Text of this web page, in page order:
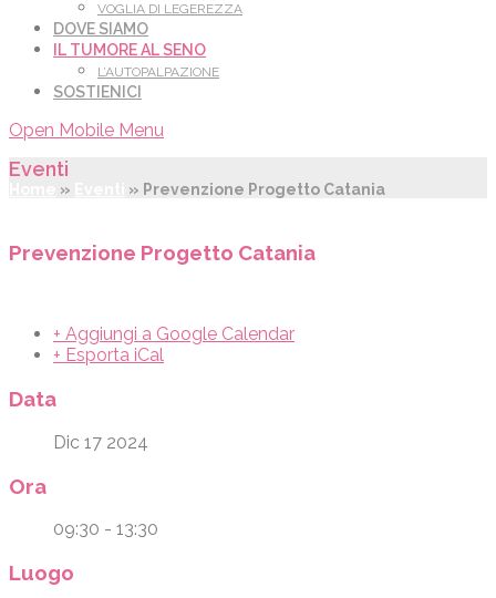
VOGLIA DI LEGEREZZA
DOVE SIAMO
IL TUMORE AL SENO
L’AUTOPALPAZIONE
SOSTIENICI
Open Mobile Menu
Eventi
» » Prevenzione Progetto Catania
Prevenzione Progetto Catania
+ Aggiungi a Google Calendar
+ Esporta iCal
Data
Dic 17 2024
Ora
09:30 - 13:30
Luogo